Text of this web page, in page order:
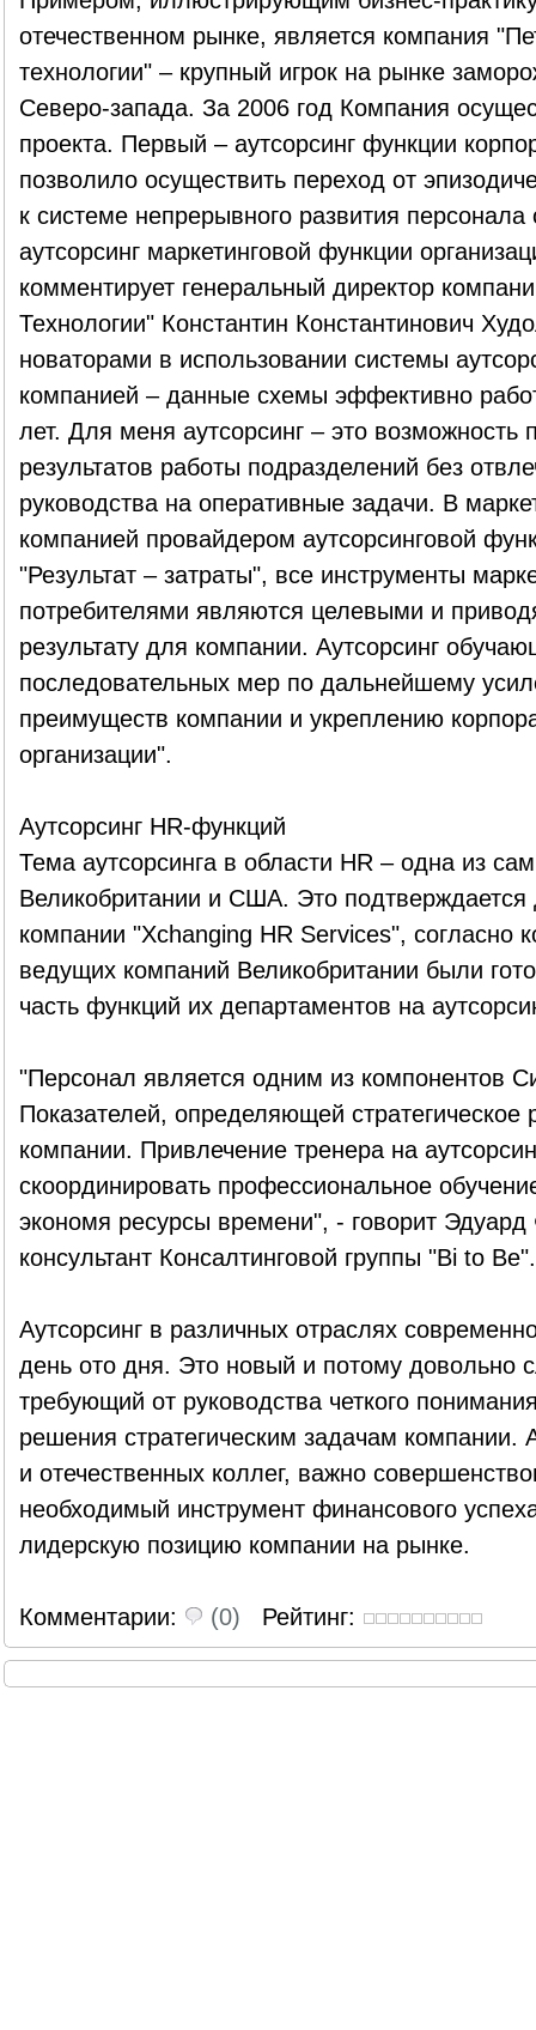
отечественном рынке, является компания
технологии" – крупный игрок на рынке
Северо-запада. За 2006 год Компания
проекта. Первый – аутсорсинг функции
позволило осуществить переход от
к системе непрерывного развития персонала
аутсорсинг маркетинговой функции
комментирует генеральный директор
Технологии" Константин Константинович
новаторами в использовании системы
компанией – данные схемы эффективно
лет. Для меня аутсорсинг – это возможность
результатов работы подразделений без
руководства на оперативные задачи. В
компанией провайдером аутсорсинговой
"Результат – затраты", все инструменты
потребителями являются целевыми и
результату для компании. Аутсорсинг
последовательных мер по дальнейшему
преимуществ компании и укреплению
организации".
Аутсорсинг HR-функций
Тема аутсорсинга в области HR – одна из
Великобритании и США. Это подтверждается
компании "Xchanging HR Services", согласно
ведущих компаний Великобритании были
часть функций их департаментов на
"Персонал является одним из компонентов
Показателей, определяющей стратегическое
компании. Привлечение тренера на
скоординировать профессиональное
экономя ресурсы времени", - говорит
консультант Консалтинговой группы "Bi to Be".
Аутсорсинг в различных отраслях
день ото дня. Это новый и потому довольно
требующий от руководства четкого
решения стратегическим задачам компании.
и отечественных коллег, важно
необходимый инструмент финансового
лидерскую позицию компании на рынке.
Комментарии: (0) Рейтинг: